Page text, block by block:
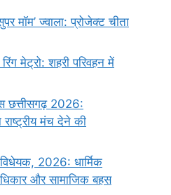
मॉम’ ज्वाला: प्रोजेक्ट चीता
मेट्रो: शहरी परिवहन में
छत्तीसगढ़ 2026:
मंच देने की
विधेयक, 2026: धार्मिक
और सामाजिक बहस